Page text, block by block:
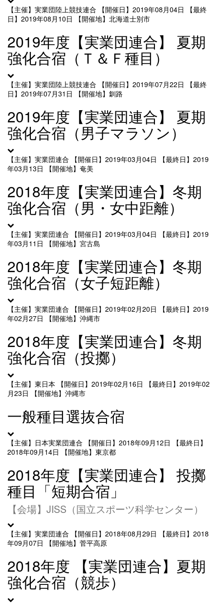
【主催】実業団陸上競技連合 【開催日】2019年08月04日
【最終
日】2019年08月10日
【開催地】北海道士別市
2019年度【実業団連合】 夏期
強化合宿（Ｔ＆Ｆ種目）
【主催】実業団陸上競技連合 【開催日】2019年07月22日
【最終
日】2019年07月31日
【開催地】釧路
2019年度【実業団連合】 夏期
強化合宿（男子マラソン）
【主催】実業団連合 【開催日】2019年03月04日
【最終日】2019
年03月13日
【開催地】奄美
2018年度【実業団連合】冬期
強化合宿（男・女中距離）
【主催】実業団連合 【開催日】2019年03月04日
【最終日】2019
年03月11日
【開催地】宮古島
2018年度【実業団連合】冬期
強化合宿（女子短距離）
【主催】実業団連合 【開催日】2019年02月20日
【最終日】2019
年02月27日
【開催地】沖縄市
2018年度【実業団連合】冬期
強化合宿（投擲）
【主催】東日本 【開催日】2019年02月16日
【最終日】2019年02
月23日
【開催地】沖縄市
一般種目選抜合宿
【主催】日本実業団連合 【開催日】2018年09月12日
【最終日】
2018年09月14日
【開催地】東京都
2018年度【実業団連合】 投擲
種目「短期合宿」
【会場】JISS（国立スポーツ科学センター）
【主催】実業団連合 【開催日】2018年08月29日
【最終日】2018
年09月07日
【開催地】菅平高原
2018年度 【実業団連合】夏期
強化合宿（競歩）